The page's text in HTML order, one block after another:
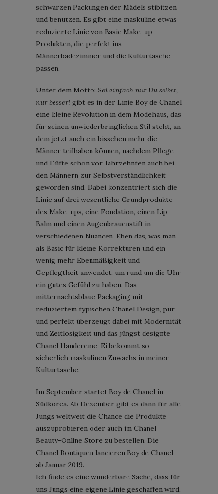
schwarzen Packungen der Mädels stibitzen
und benutzen. Es gibt eine maskuline etwas
reduzierte Linie von Basic Make-up
Produkten, die perfekt ins
Männerbadezimmer und die Kulturtasche
passen.
Unter dem Motto: Sei einfach nur Du selbst,
nur besser! gibt es in der Linie Boy de Chanel
eine kleine Revolution in dem Modehaus, das
für seinen unwiederbringlichen Stil steht, an
dem jetzt auch ein bisschen mehr die
Männer teilhaben können, nachdem Pflege
und Düfte schon vor Jahrzehnten auch bei
den Männern zur Selbstverständlichkeit
geworden sind. Dabei konzentriert sich die
Linie auf drei wesentliche Grundprodukte
des Make-ups, eine Fondation, einen Lip-
Balm und einen Augenbrauenstift in
verschiedenen Nuancen. Eben das, was man
als Basic für kleine Korrekturen und ein
wenig mehr Ebenmäßigkeit und
Gepflegtheit anwendet, um rund um die Uhr
ein gutes Gefühl zu haben. Das
mitternachtsblaue Packaging mit
reduziertem typischen Chanel Design, pur
und perfekt überzeugt dabei mit Modernität
und Zeitlosigkeit und das jüngst designte
Chanel Handcreme-Ei bekommt so
sicherlich maskulinen Zuwachs in meiner
Kulturtasche.
Im September startet Boy de Chanel in
Südkorea. Ab Dezember gibt es dann für alle
Jungs weltweit die Chance die Produkte
auszuprobieren oder auch im Chanel
Beauty-Online Store zu bestellen. Die
Chanel Boutiquen lancieren Boy de Chanel
ab Januar 2019.
Ich finde es eine wunderbare Sache, dass für
uns Jungs eine eigene Linie geschaffen wird,